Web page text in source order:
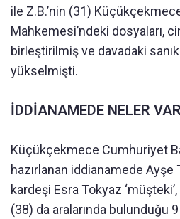
ile Z.B.’nin (31)
Mahkemesi’ndeki dosyaları,
birleştirilmiş ve davadaki sanık
yükselmişti.
İDDİANAMEDE NELER
Küçükçekmece Cumhuriyet
hazırlanan iddianamede Ayşe
kardeşi Esra Tokyaz
(38) da aralarında bulunduğu 9